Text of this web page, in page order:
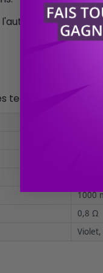
sont
du
1000
0,8 Ω